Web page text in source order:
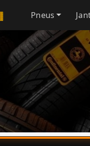
Pneus